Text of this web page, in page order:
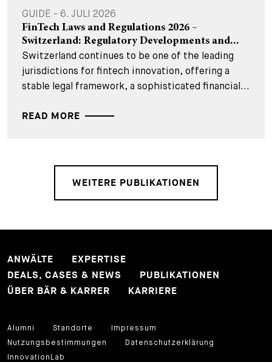
GUIDE - 6. JULI 2026
FinTech Laws and Regulations 2026 –
Switzerland: Regulatory Developments and...
Switzerland continues to be one of the leading
jurisdictions for fintech innovation, offering a
stable legal framework, a sophisticated financial...
READ MORE
WEITERE PUBLIKATIONEN
ANWÄLTE
EXPERTISE
DEALS, CASES & NEWS
PUBLIKATIONEN
ÜBER BÄR & KARRER
KARRIERE
Alumni Standorte
Impressum
Nutzungsbestimmungen
Datenschutzerklärung
InnovationLab